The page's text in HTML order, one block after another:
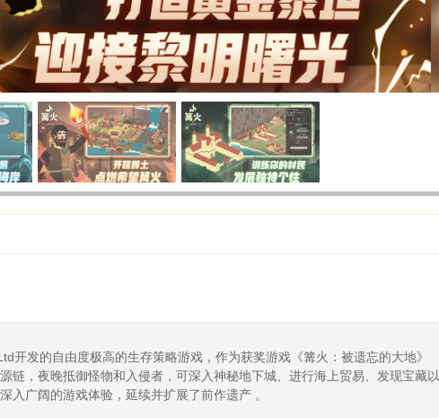
开发的自由度极高的生存策略游戏，作为获奖游戏《篝火：被遗忘的大地》
链，夜晚抵御怪物和入侵者，可深入神秘地下城、进行海上贸易、发现宝藏以
入广阔的游戏体验，延续并扩展了前作遗产 。